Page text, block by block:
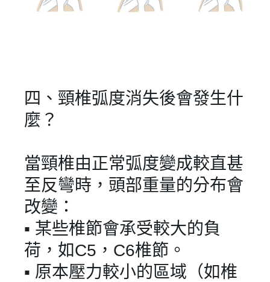
忘記密碼？
四、頸椎弧度消失後會發生什
麼？
當頸椎由正常弧度變成較直甚
至反彎時，頭部重量的分布會
改變：
▪︎ 某些椎節會承受較大的負
荷，如C5，C6椎節。
▪︎ 原本壓力較小的區域（如椎